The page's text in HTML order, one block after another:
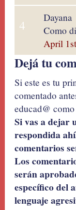
4
Dayana
Como
April
Dejá tu
Si este es tu
comentado
educad@
Si vas a dejar
respondida
comentarios
Los
serán
específico del
lenguaje